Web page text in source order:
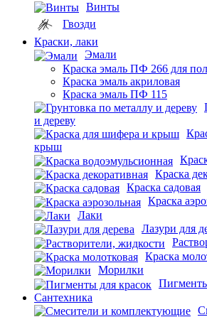
Винты
Гвозди
Краски, лаки
Эмали
Краска эмаль ПФ 266 для
Краска эмаль акриловая
Краска эмаль ПФ 115
и дереву
крыш
Краска
Краска садовая
Краска
Лаки
Лазури для
Краска
Морилки
Сантехника